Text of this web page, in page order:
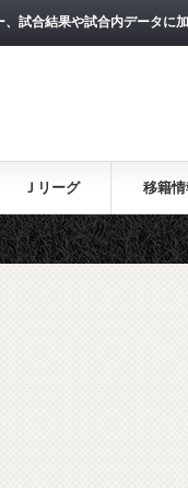
試合結果や試合内データに
Ｊリーグ 移籍情